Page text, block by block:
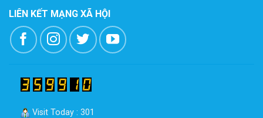
LIÊN KẾT MẠNG XÃ HỘI
Visit Today : 301